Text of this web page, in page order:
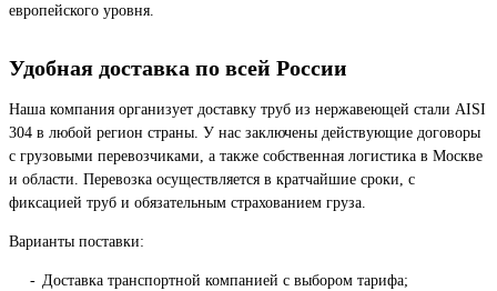
европейского уровня.
Удобная доставка по всей России
Наша компания организует доставку труб из нержавеющей стали AISI
304 в любой регион страны. У нас заключены действующие договоры
с грузовыми перевозчиками, а также собственная логистика в Москве
и области. Перевозка осуществляется в кратчайшие сроки, с
фиксацией труб и обязательным страхованием груза.
Варианты поставки:
Доставка транспортной компанией с выбором тарифа;